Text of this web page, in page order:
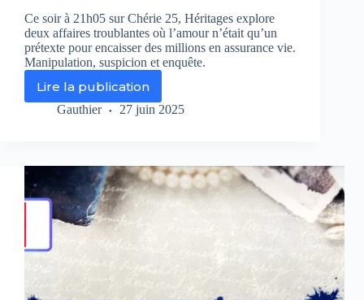
Ce soir à 21h05 sur Chérie 25, Héritages explore
deux affaires troublantes où l’amour n’était qu’un
prétexte pour encaisser des millions en assurance vie.
Manipulation, suspicion et enquête.
Lire la publication
« Assurances
sur
l’émission
Héritages
dévoile
les
dérives
Gauthier 27 juin 2025